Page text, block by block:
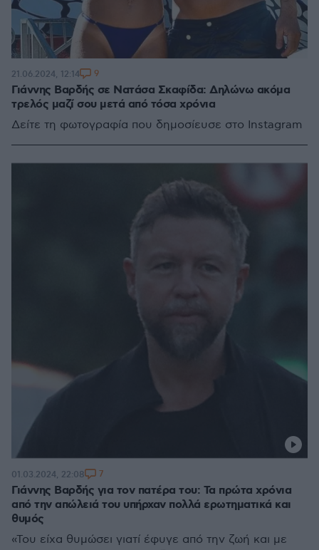
Γιάννης Βαρδής σε Νατάσα Σκαφίδα: Δηλώνω ακόμα
τρελός μαζί σου μετά από τόσα χρόνια
Δείτε τη φωτογραφία που δημοσίευσε στο Instagram
21.06.2024, 12:14 9
Γιάννης Βαρδής για τον πατέρα του: Τα πρώτα χρόνια
από την απώλειά του υπήρχαν πολλά ερωτηματικά και
θυμός
«Του είχα θυμώσει γιατί έφυγε από την ζωή και με
01.03.2024, 22:08 7